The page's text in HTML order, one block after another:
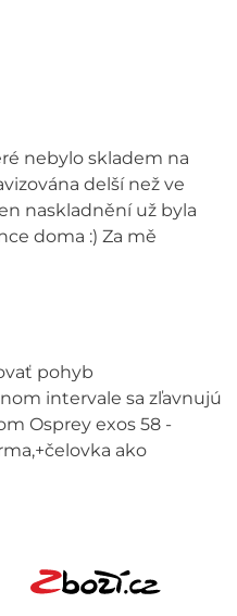
nebylo skladem na
delší než ve
naskladnění už byla
doma :) Za mě
pohyb
intervale sa zľavnujú
Osprey exos 58 -
ako